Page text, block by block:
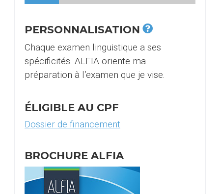
PERSONNALISATION
Chaque examen linguistique a ses
spécificités. ALFIA oriente ma
préparation à l’examen que je vise.
ÉLIGIBLE AU CPF
Dossier de financement
BROCHURE ALFIA